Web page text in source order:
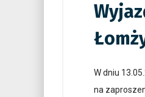
W dniu
na